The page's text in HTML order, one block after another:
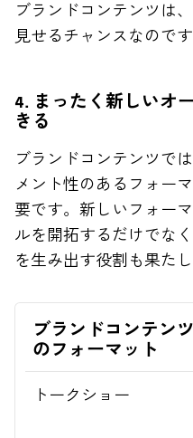
ブランドコンテンツは
見せるチャンスなのです
4. まったく新しいオ
きる
ブランドコンテンツで
メント性のあるフォー
要です。新しいフォー
ルを開拓するだけでな
を生み出す役割も果たし
ブランドコンテンツ
のフォーマット
トークショー